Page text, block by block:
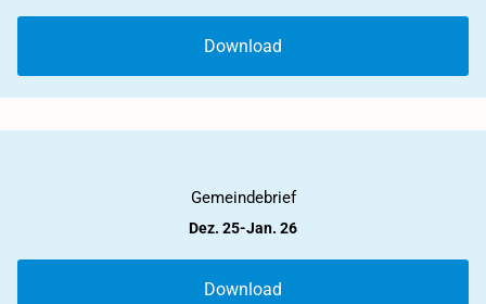
Download
Gemeindebrief
Dez. 25-Jan. 26
Download